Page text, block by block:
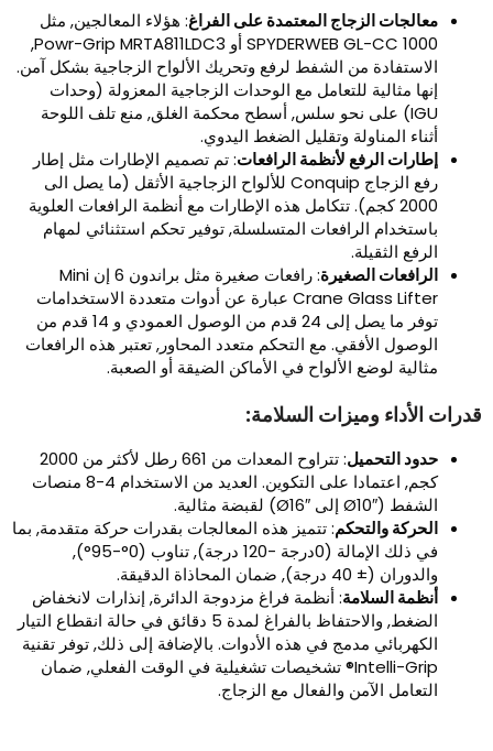
معالجات الزجاج المعتمدة على الفراغ: هؤلاء المعالجين, مثل
SPYDERWEB GL-CC 1000 أو Powr-Grip MRTA811LDC3,
الاستفادة من الشفط لرفع وتحريك الألواح الزجاجية بشكل آمن.
إنها مثالية للتعامل مع الوحدات الزجاجية المعزولة (وحدات
IGU) على نحو سلس, أسطح محكمة الغلق, منع تلف اللوحة
أثناء المناولة وتقليل الضغط اليدوي.
إطارات الرفع لأنظمة الرافعات: تم تصميم الإطارات مثل إطار
رفع الزجاج Conquip للألواح الزجاجية الأثقل (ما يصل الى
2000 كجم). تتكامل هذه الإطارات مع أنظمة الرافعات العلوية
باستخدام الرافعات المتسلسلة, توفير تحكم استثنائي لمهام
الرفع الثقيلة.
الرافعات الصغيرة
: رافعات صغيرة مثل براندون 6 إن Mini
Crane Glass Lifter عبارة عن أدوات متعددة الاستخدامات
توفر ما يصل إلى 24 قدم من الوصول العمودي و 14 قدم من
الوصول الأفقي. مع التحكم متعدد المحاور, تعتبر هذه الرافعات
مثالية لوضع الألواح في الأماكن الضيقة أو الصعبة.
الأداء وميزات السلامة:
حدود التحميل
: تتراوح المعدات من 661 رطل لأكثر من 2000
كجم, اعتمادا على التكوين. العديد من الاستخدام 4-8 منصات
الشفط (Ø10″ إلى Ø16″) لقبضة مثالية.
الحركة والتحكم: تتميز هذه المعالجات بقدرات حركة متقدمة, بما
في ذلك الإمالة (0درجة -120 درجة), تناوب (0°-95°),
والدوران (± 40 درجة), ضمان المحاذاة الدقيقة.
أنظمة السلامة: أنظمة فراغ مزدوجة الدائرة, إنذارات لانخفاض
الضغط, والاحتفاظ بالفراغ لمدة 5 دقائق في حالة انقطاع التيار
الكهربائي مدمج في هذه الأدوات. بالإضافة إلى ذلك, توفر تقنية
Intelli-Grip® تشخيصات تشغيلية في الوقت الفعلي, ضمان
التعامل الآمن والفعال مع الزجاج.